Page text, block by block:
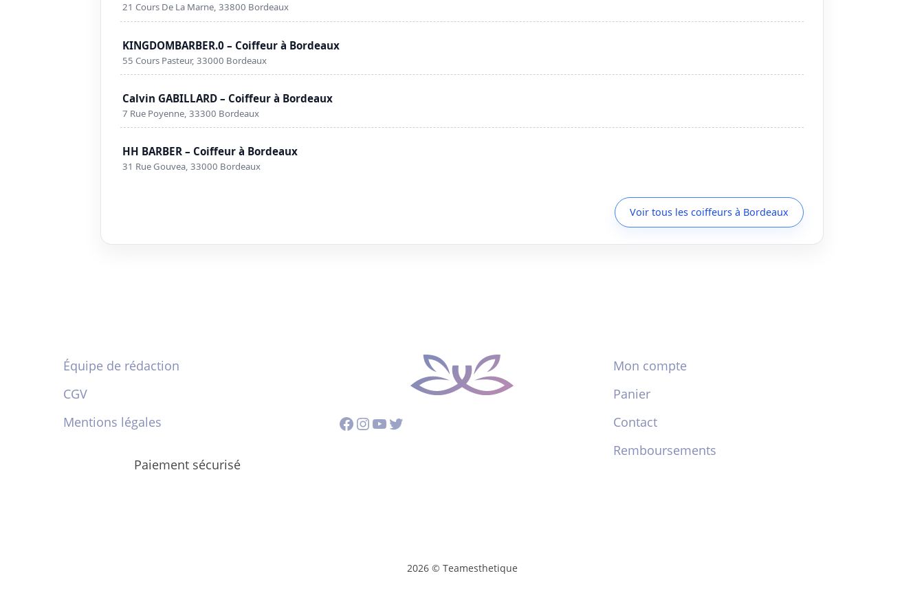
21 Cours De La Marne, 33800 Bordeaux
KINGDOMBARBER.0 – Coiffeur à Bordeaux
55 Cours Pasteur, 33000 Bordeaux
Calvin GABILLARD – Coiffeur à Bordeaux
7 Rue Poyenne, 33300 Bordeaux
HH BARBER – Coiffeur à Bordeaux
31 Rue Gouvea, 33000 Bordeaux
Voir tous les coiffeurs à Bordeaux
Équipe de rédaction
CGV
Mentions légales
Paiement sécurisé
Facebook
Instagram
YouTube
Twitter
Mon compte
Panier
Contact
Remboursements
2026 © Teamesthetique